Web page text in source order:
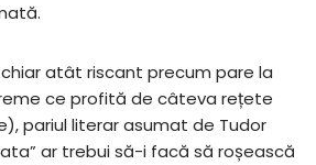
atât riscant precum pare la
ce profită de câteva rețete
pariul literar asumat de Tudor
ar trebui să-i facă să roșească